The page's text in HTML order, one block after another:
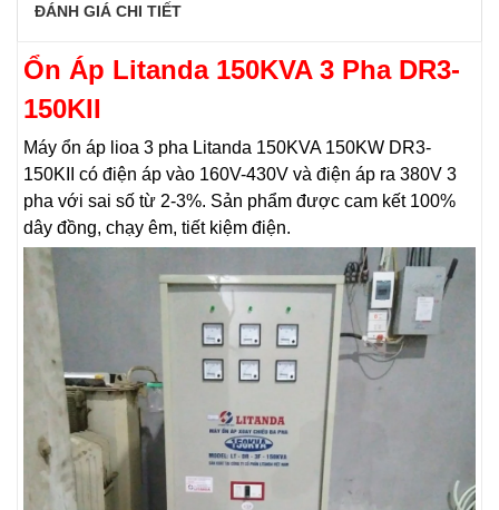
ĐÁNH GIÁ CHI TIẾT
Ổn Áp Litanda 150KVA 3 Pha DR3-
150KII
Máy ổn áp lioa 3 pha Litanda 150KVA 150KW DR3-
150KII có điện áp vào 160V-430V và điện áp ra 380V 3
pha với sai số từ 2-3%. Sản phẩm được cam kết 100%
dây đồng, chạy êm, tiết kiệm điện.